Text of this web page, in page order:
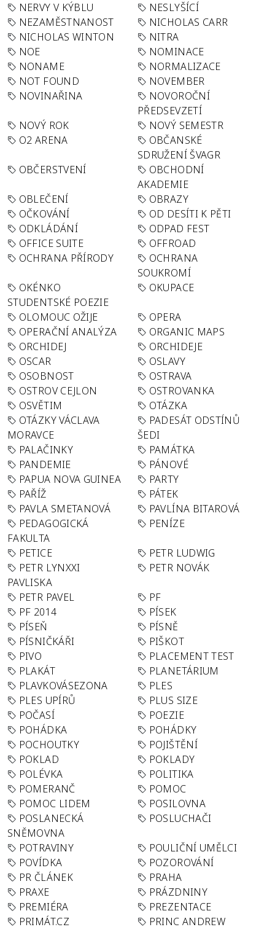
NERVY V KÝBLU
NESLYŠÍCÍ
NEZAMĚSTNANOST
NICHOLAS CARR
NICHOLAS WINTON
NITRA
NOE
NOMINACE
NONAME
NORMALIZACE
NOT FOUND
NOVEMBER
NOVINAŘINA
NOVOROČNÍ
PŘEDSEVZETÍ
NOVÝ ROK
NOVÝ SEMESTR
O2 ARENA
OBČANSKÉ
SDRUŽENÍ ŠVAGR
OBČERSTVENÍ
OBCHODNÍ
AKADEMIE
OBLEČENÍ
OBRAZY
OČKOVÁNÍ
OD DESÍTI K PĚTI
ODKLÁDÁNÍ
ODPAD FEST
OFFICE SUITE
OFFROAD
OCHRANA PŘÍRODY
OCHRANA
SOUKROMÍ
OKÉNKO
STUDENTSKÉ POEZIE
OKUPACE
OLOMOUC OŽIJE
OPERA
OPERAČNÍ ANALÝZA
ORGANIC MAPS
ORCHIDEJ
ORCHIDEJE
OSCAR
OSLAVY
OSOBNOST
OSTRAVA
OSTROV CEJLON
OSTROVANKA
OSVĚTIM
OTÁZKA
OTÁZKY VÁCLAVA
MORAVCE
PADESÁT ODSTÍNŮ
ŠEDI
PALAČINKY
PAMÁTKA
PANDEMIE
PÁNOVÉ
PAPUA NOVA GUINEA
PARTY
PAŘÍŽ
PÁTEK
PAVLA SMETANOVÁ
PAVLÍNA BITAROVÁ
PEDAGOGICKÁ
FAKULTA
PENÍZE
PETICE
PETR LUDWIG
PETR LYNXXI
PAVLISKA
PETR NOVÁK
PETR PAVEL
PF
PF 2014
PÍSEK
PÍSEŇ
PÍSNĚ
PÍSNIČKÁŘI
PIŠKOT
PIVO
PLACEMENT TEST
PLAKÁT
PLANETÁRIUM
PLAVKOVÁSEZONA
PLES
PLES UPÍRŮ
PLUS SIZE
POČASÍ
POEZIE
POHÁDKA
POHÁDKY
POCHOUTKY
POJIŠTĚNÍ
POKLAD
POKLADY
POLÉVKA
POLITIKA
POMERANČ
POMOC
POMOC LIDEM
POSILOVNA
POSLANECKÁ
SNĚMOVNA
POSLUCHAČI
POTRAVINY
POULIČNÍ UMĚLCI
POVÍDKA
POZOROVÁNÍ
PR ČLÁNEK
PRAHA
PRAXE
PRÁZDNINY
PREMIÉRA
PREZENTACE
PRIMÁT.CZ
PRINC ANDREW